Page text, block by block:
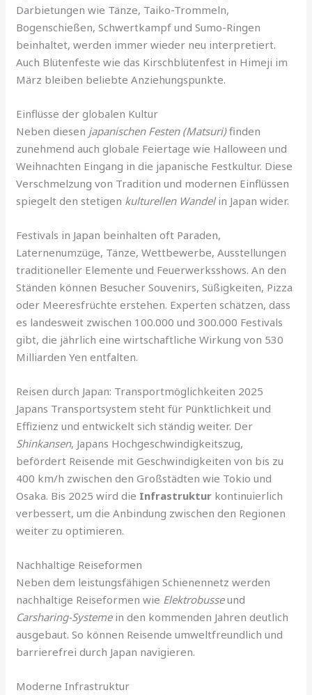
Darbietungen wie Tänze, Taiko-Trommeln,
Bogenschießen, Schwertkampf und Sumo-Ringen
beinhaltet, werden immer wieder neu interpretiert.
Auch Blütenfeste wie das Kirschblütenfest in Himeji im
März bleiben beliebte Anziehungspunkte.
Einflüsse der globalen Kultur
Neben diesen japanischen Festen (Matsuri)finden
zunehmend auch globale Feiertage wie Halloween und
Weihnachten Eingang in die japanische Festkultur. Diese
Verschmelzung von Tradition und modernen Einflüssen
spiegelt den stetigen kulturellen Wandelin Japan wider.
Festivals in Japan beinhalten oft Paraden,
Laternenumzüge, Tänze, Wettbewerbe, Ausstellungen
traditioneller Elemente und Feuerwerksshows. An den
Ständen können Besucher Souvenirs, Süßigkeiten, Pizza
oder Meeresfrüchte erstehen. Experten schätzen, dass
es landesweit zwischen 100.000 und 300.000 Festivals
gibt, die jährlich eine wirtschaftliche Wirkung von 530
Milliarden Yen entfalten.
Reisen durch Japan: Transportmöglichkeiten 2025
Japans Transportsystem steht für Pünktlichkeit und
Effizienz und entwickelt sich ständig weiter. Der
Shinkansen, Japans Hochgeschwindigkeitszug,
befördert Reisende mit Geschwindigkeiten von bis zu
400 km/h zwischen den Großstädten wie Tokio und
Osaka. Bis 2025 wird die Infrastruktur kontinuierlich
verbessert, um die Anbindung zwischen den Regionen
weiter zu optimieren.
Nachhaltige Reiseformen
Neben dem leistungsfähigen Schienennetz werden
nachhaltige Reiseformen wie Elektrobusseund
Carsharing-Systemein den kommenden Jahren deutlich
ausgebaut. So können Reisende umweltfreundlich und
barrierefrei durch Japan navigieren.
Moderne Infrastruktur